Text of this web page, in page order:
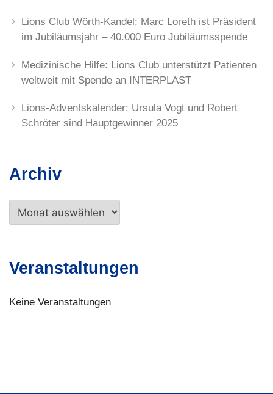
Lions Club Wörth-Kandel: Marc Loreth ist Präsident
im Jubiläumsjahr – 40.000 Euro Jubiläumsspende
Medizinische Hilfe: Lions Club unterstützt Patienten
weltweit mit Spende an INTERPLAST
Lions-Adventskalender: Ursula Vogt und Robert
Schröter sind Hauptgewinner 2025
Archiv
Archiv
Veranstaltungen
Keine Veranstaltungen